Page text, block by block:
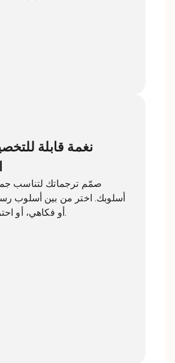
نغمة قابلة
صمّم ترجماتك لتناسب
أسلوبك. اختر من بين أسلوب
أو فكاهي، أو احترافي، وغيرها.